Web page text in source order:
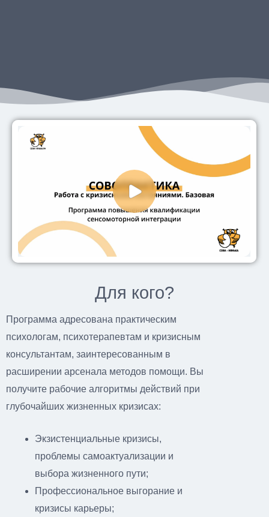
Для кого?
Программа адресована практическим
психологам, психотерапевтам и кризисным
консультантам, заинтересованным в
расширении арсенала методов помощи. Вы
получите рабочие алгоритмы действий при
глубочайших жизненных кризисах:
Экзистенциальные кризисы,
проблемы самоактуализации и
выбора жизненного пути;
Профессиональное выгорание и
кризисы карьеры;